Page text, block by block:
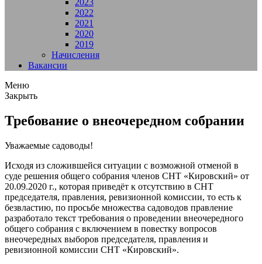
2023
2022
2021
2020
2019
Начисления
Вакансии
Меню
Закрыть
Требование о внеочередном собрании
Уважаемые садоводы!
Исходя из сложившейся ситуации с возможной отменой в
суде решения общего собрания членов СНТ «Кировский» от
20.09.2020 г., которая приведёт к отсутствию в СНТ
председателя, правления, ревизионной комиссии, то есть к
безвластию, по просьбе множества садоводов правление
разработало текст требования о проведении внеочередного
общего собрания с включением в повестку вопросов
внеочередных выборов председателя, правления и
ревизионной комиссии СНТ «Кировский».